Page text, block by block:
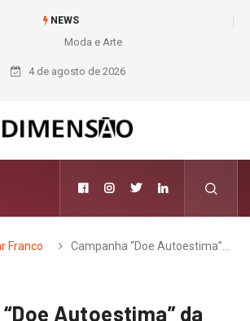
NEWS
Moda e Arte
4 de agosto de 2026
Franco Campanha “Doe Autoestima”…
Autoestima” da